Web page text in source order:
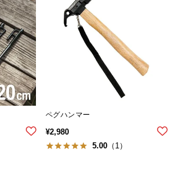
ペグハンマー
¥2,980
5.00 （1）